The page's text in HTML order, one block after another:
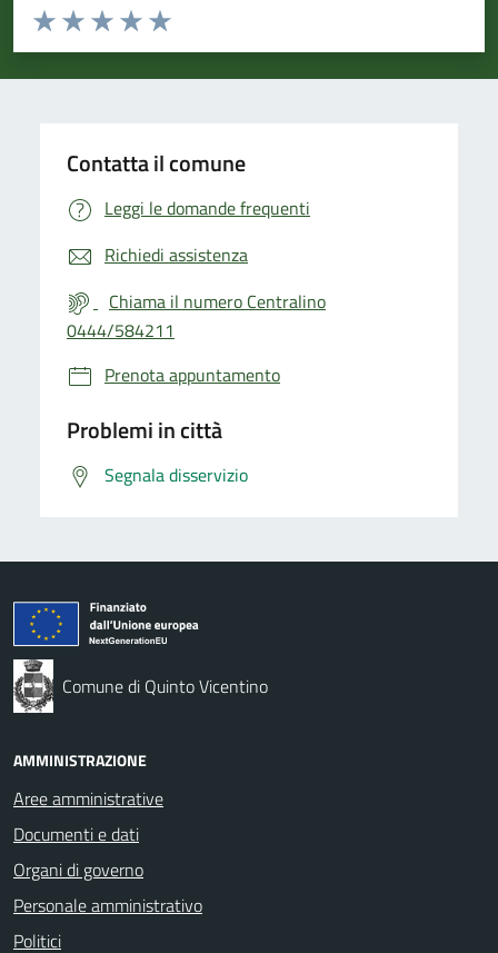
Valuta da 1 a 5 stelle la pagina
Valuta 5 stelle su 5
Valuta 4 stelle su 5
Valuta 3 stelle su 5
Valuta 2 stelle su 5
Valuta 1 stelle su 5
Contatta il comune
Leggi le domande frequenti
Richiedi assistenza
Chiama il numero Centralino
0444/584211
Prenota appuntamento
Problemi in città
Segnala disservizio
Comune di Quinto Vicentino
AMMINISTRAZIONE
Aree amministrative
Documenti e dati
Organi di governo
Personale amministrativo
Politici